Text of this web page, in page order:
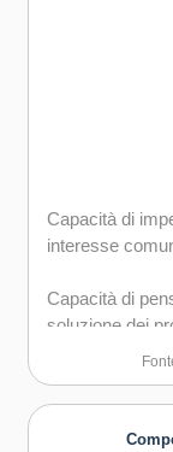
gruppo sia in
Capacità di
Capacità di
Capacità di
Capacità di
Capacità di
interesse
Capacità di
soluzione dei